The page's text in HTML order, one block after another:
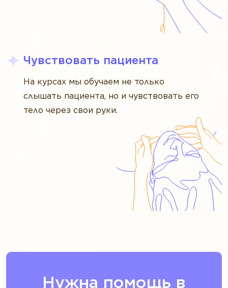
Чувствовать пациента
На курсах мы обучаем не только
слышать пациента, но и чувствовать его
тело через свои руки.
Нужна помощь в